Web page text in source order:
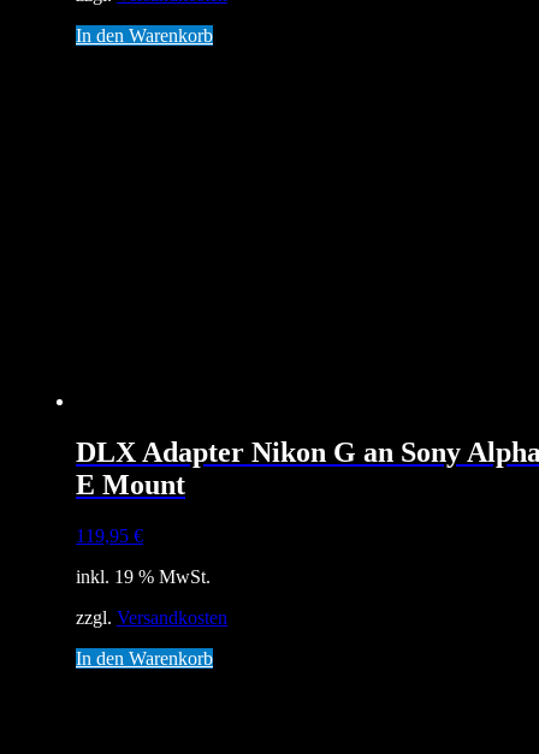
In den Warenkorb
DLX Adapter Nikon G an Sony
E Mount
119,95 €
inkl. 19 % MwSt.
zzgl. Versandkosten
In den Warenkorb